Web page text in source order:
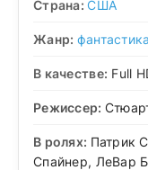
Страна:США
Жанр: фантастика
В качестве: Full
Режиссер:
В ролях: Патрик
Спайнер, ЛеВар